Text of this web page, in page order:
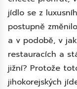
jídlo se z
postupně
a v podobě, v
restauracích a
jižní? Protože
jihokorejských